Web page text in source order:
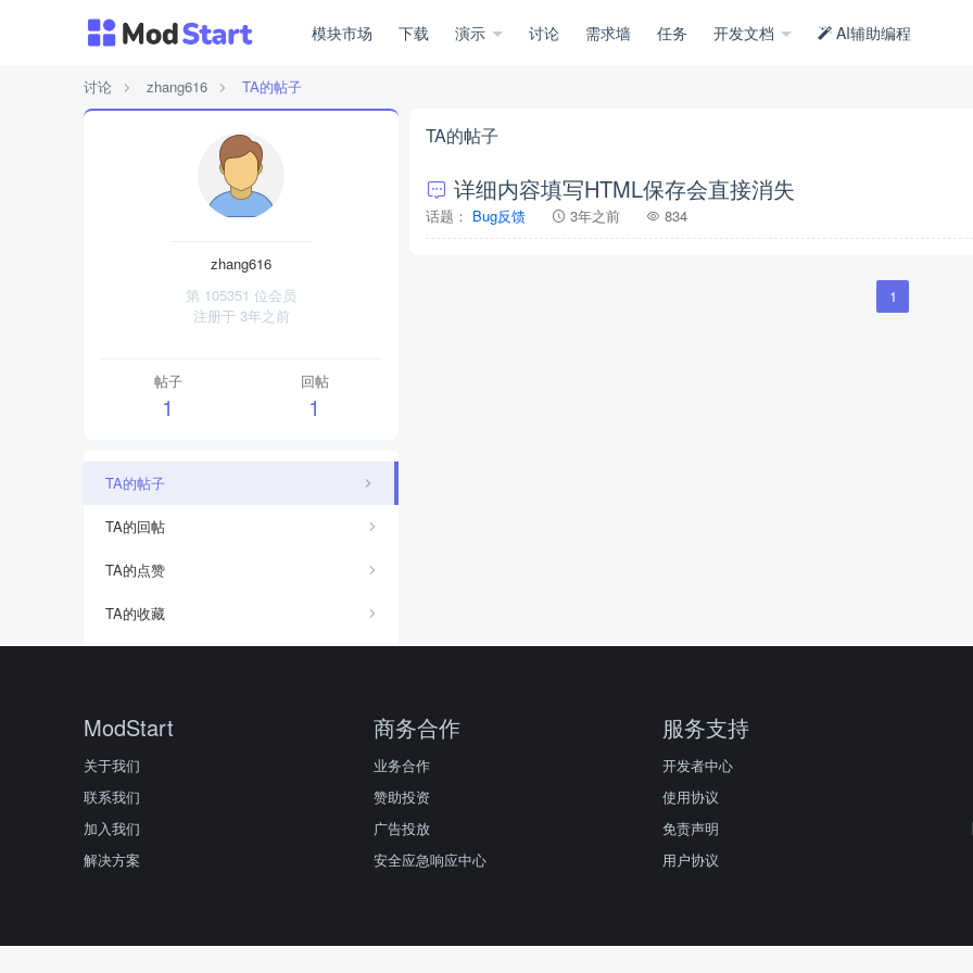
模块市场 下载 演示 讨论 需求墙 任务 开发文档 AI辅助编程
讨论 zhang616 TA的帖子
zhang616
第 105351 位会员
注册于 3年之前
帖子
1
回帖
1
TA的帖子
TA的回帖
TA的点赞
TA的收藏
TA的帖子
详细内容填写HTML保存会直接消失
话题： Bug反馈 3年之前 834
1
ModStart
关于我们
联系我们
加入我们
解决方案
商务合作
业务合作
赞助投资
广告投放
安全应急响应中心
服务支持
开发者中心
使用协议
免责声明
用户协议